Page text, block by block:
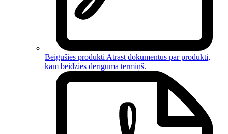
Beigušies produkti Atrast dokumentus parprodukti,
kam beidzies derīguma termiņš.